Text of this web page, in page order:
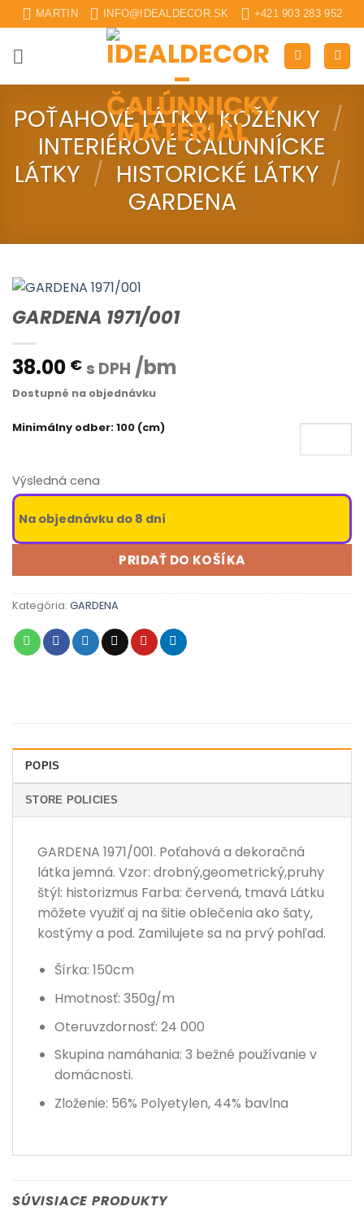
Skip
to
content
MARTIN INFO@IDEALDECOR.SK +421 903 283 952
POŤAHOVÉ LÁTKY, KOŽENKY /
INTERIÉROVÉ ČALUNNÍCKE
LÁTKY / HISTORICKÉ LÁTKY /
GARDENA
GARDENA 1971/001
38.00 € s DPH /bm
Dostupné na objednávku
Minimálny odber: 100 (cm)
Výsledná cena
Na objednávku do 8 dní
PRIDAŤ DO KOŠÍKA
Kategória: GARDENA
POPIS
STORE POLICIES
GARDENA 1971/001. Poťahová a dekoračná
látka jemná. Vzor: drobný,geometrický,pruhy
štýl: historizmus Farba: červená, tmavá Látku
môžete využiť aj na šitie oblečenia ako šaty,
kostýmy a pod. Zamilujete sa na prvý pohľad.
Šírka: 150cm
Hmotnosť: 350g/m
Oteruvzdornosť: 24 000
Skupina namáhania: 3 bežné používanie v
domácnosti.
Zloženie: 56% Polyetylen, 44% bavlna
SÚVISIACE PRODUKTY